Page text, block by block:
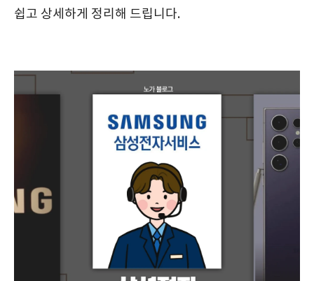
쉽고 상세하게 정리해 드립니다.